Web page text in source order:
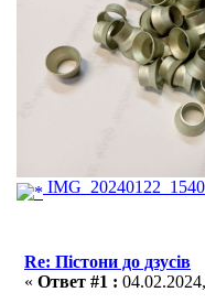
Re: Пістони до дзусів
« Ответ #1 :